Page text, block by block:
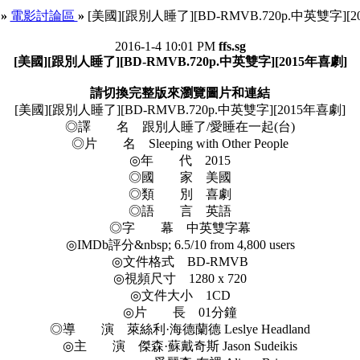
» 電影討論區 » [美國][跟別人睡了][BD-RMVB.720p.中英雙字
2016-1-4 10:01 PM ffs.sg
[美國][跟別人睡了][BD-RMVB.720p.中英雙字][2015年喜劇]
請切換完整版來瀏覽圖片和連結
[美國][跟別人睡了][BD-RMVB.720p.中英雙字][2015年喜劇]
◎譯 名 跟別人睡了/愛睡在一起(台)
◎片 名 Sleeping with Other People
◎年 代 2015
◎國 家 美國
◎類 別 喜劇
◎語 言 英語
◎字 幕 中英雙字幕
◎IMDb評分&nbsp; 6.5/10 from 4,800 users
◎文件格式 BD-RMVB
◎視頻尺寸 1280 x 720
◎文件大小 1CD
◎片 長 01分鐘
◎導 演 萊絲利·海德蘭德 Leslye Headland
◎主 演 傑森·蘇戴奇斯 Jason Sudeikis